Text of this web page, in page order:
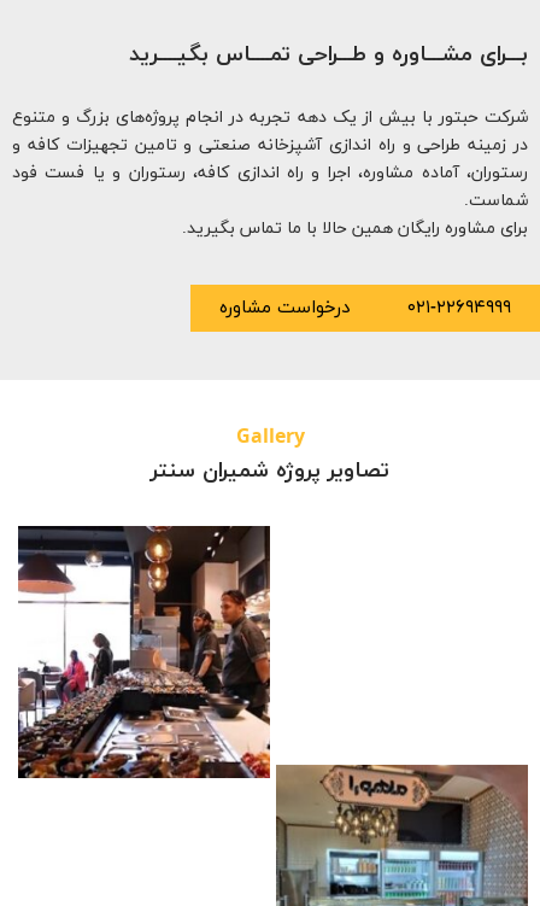
مشـــاوره و طـــراحی تمــــاس بگیــــرید
حبتور با بیش از یک دهه تجربه در انجام پروژه‌های بزرگ و متنوع
طراحی و راه اندازی آشپزخانه صنعتی و تامین تجهیزات کافه و
آماده مشاوره، اجرا و راه اندازی کافه، رستوران و یا فست فود
مشاوره رایگان همین حالا با ما تماس بگیرید.
۲۲۶۹۴۹۹۹ درخواست مشاوره
Gallery
تصاویر پروژه شمیران سنتر
پروژه شمیران سنتر
پروژه شمیران سنتر